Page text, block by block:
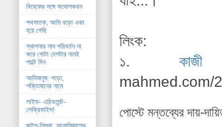
লিংক:
১.
mahmed.com/
পোস্টে মন্তব্যের দায়-
বিবেকের সঙ্গে কথোপকথন
পথগাতক, আমি বড়ো একা
হয়ে গেছি
স্থাপনার নাম পরিবর্তন না
করে গোটা দেশটার নামই
পাল্টে দিন
আদিমানুষ: পড়ো,
শক্তিমানের নামে
লাইফ- এচিভমেন্ট-
সেক্রিফাইস!